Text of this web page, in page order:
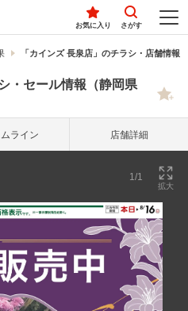
お気に入り さがす
「カインズ 長泉店」のチラシ・店舗情報
・セール情報（静岡県
ライン 店舗詳細
1/1
拡大